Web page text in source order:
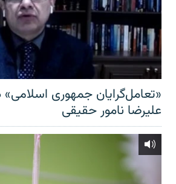
«تعامل‌گرایان جمهوری اسلامی»
علیرضا نامور حقیقی